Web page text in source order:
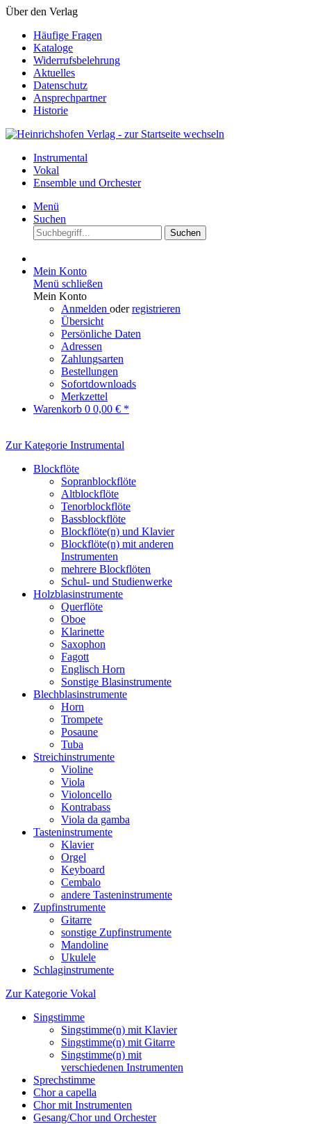
Über den Verlag
Häufige Fragen
Kataloge
Widerrufsbelehrung
Aktuelles
Datenschutz
Ansprechpartner
Historie
Instrumental
Vokal
Ensemble und Orchester
Menü
Suchen
Suchen
Mein Konto
Menü schließen
Mein Konto
Anmelden oderregistrieren
Übersicht
Persönliche Daten
Adressen
Zahlungsarten
Bestellungen
Sofortdownloads
Merkzettel
Warenkorb 0 0,00 € *
Zur Kategorie Instrumental
Blockflöte
Sopranblockflöte
Altblockflöte
Tenorblockflöte
Bassblockflöte
Blockflöte(n) und Klavier
Blockflöte(n) mit anderen
Instrumenten
mehrere Blockflöten
Schul- und Studienwerke
Holzblasinstrumente
Querflöte
Oboe
Klarinette
Saxophon
Fagott
Englisch Horn
Sonstige Blasinstrumente
Blechblasinstrumente
Horn
Trompete
Posaune
Tuba
Streichinstrumente
Violine
Viola
Violoncello
Kontrabass
Viola da gamba
Tasteninstrumente
Klavier
Orgel
Keyboard
Cembalo
andere Tasteninstrumente
Zupfinstrumente
Gitarre
sonstige Zupfinstrumente
Mandoline
Ukulele
Schlaginstrumente
Zur Kategorie Vokal
Singstimme
Singstimme(n) mit Klavier
Singstimme(n) mit Gitarre
Singstimme(n) mit
verschiedenen Instrumenten
Sprechstimme
Chor a capella
Chor mit Instrumenten
Gesang/Chor und Orchester